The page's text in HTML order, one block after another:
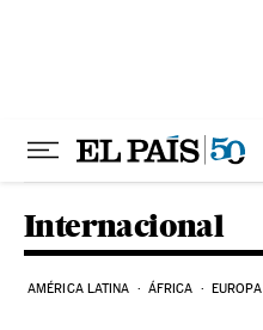
Internacional
AMÉRICA LATINA ÁFRICA EUROPA